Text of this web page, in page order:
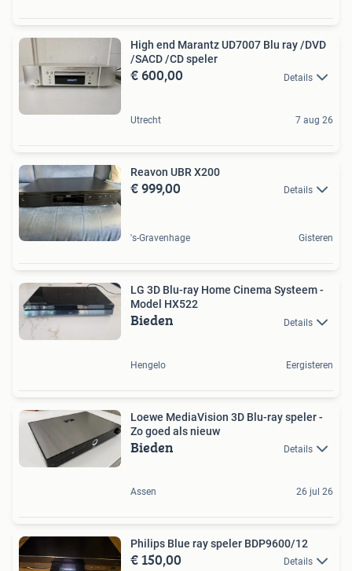
High end Marantz UD7007 Blu ray /DVD
/SACD /CD speler
€ 600,00 Details
Utrecht 7 aug 26
Reavon UBR X200
€ 999,00 Details
's-Gravenhage Gisteren
LG 3D Blu-ray Home Cinema Systeem -
Model HX522
Bieden Details
Hengelo Eergisteren
Loewe MediaVision 3D Blu-ray speler -
Zo goed als nieuw
Bieden Details
Assen 26 jul 26
Philips Blue ray speler BDP9600/12
€ 150,00 Details